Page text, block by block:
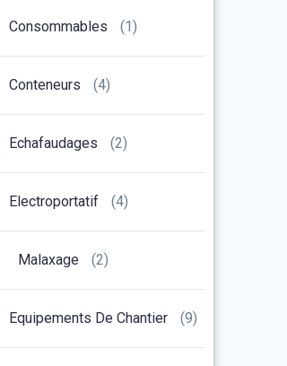
Consommables (1)
Conteneurs (4)
Echafaudages (2)
Electroportatif (4)
Malaxage (2)
Equipements De Chantier (9)